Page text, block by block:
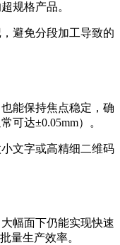
规格产品。
避免分段加工导致的
能保持焦点稳定，确
可达±0.05mm）。
文字或高精细二维码
幅面下仍能实现快速
量生产效率。